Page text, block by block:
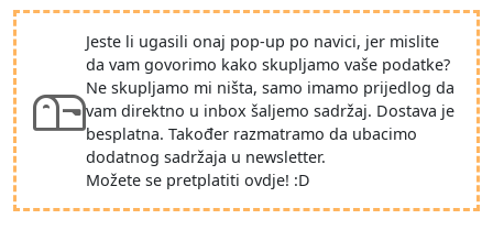
Jeste li ugasili onaj pop-up po navici, jer mislite
da vam govorimo kako skupljamo vaše podatke?
Ne skupljamo mi ništa, samo imamo prijedlog da
vam direktno u inbox šaljemo sadržaj. Dostava je
besplatna. Također razmatramo da ubacimo
dodatnog sadržaja u newsletter.
Možete se pretplatiti ovdje! :D